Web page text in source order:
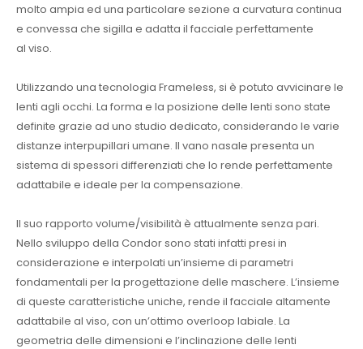
molto ampia ed una particolare sezione a curvatura continua
e convessa che sigilla e adatta il facciale perfettamente
al viso.
Utilizzando una tecnologia Frameless, si è potuto avvicinare le
lenti agli occhi. La forma e la posizione delle lenti sono state
definite grazie ad uno studio dedicato, considerando le varie
distanze interpupillari umane. Il vano nasale presenta un
sistema di spessori differenziati che lo rende perfettamente
adattabile e ideale per la compensazione.
Il suo rapporto volume/visibilità è attualmente senza pari.
Nello sviluppo della Condor sono stati infatti presi in
considerazione e interpolati un’insieme di parametri
fondamentali per la progettazione delle maschere. L’insieme
di queste caratteristiche uniche, rende il facciale altamente
adattabile al viso, con un’ottimo overloop labiale. La
geometria delle dimensioni e l’inclinazione delle lenti